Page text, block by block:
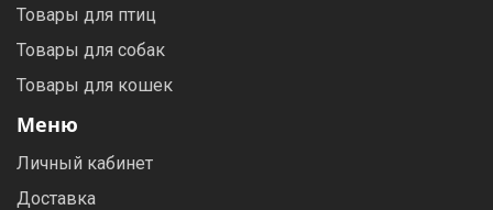
Товары для птиц
Товары для собак
Товары для кошек
Меню
Личный кабинет
Доставка